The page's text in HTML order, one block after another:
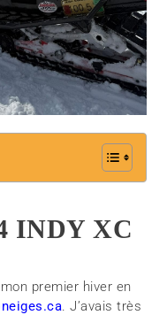
INDY XC
premier hiver en
. J’avais très